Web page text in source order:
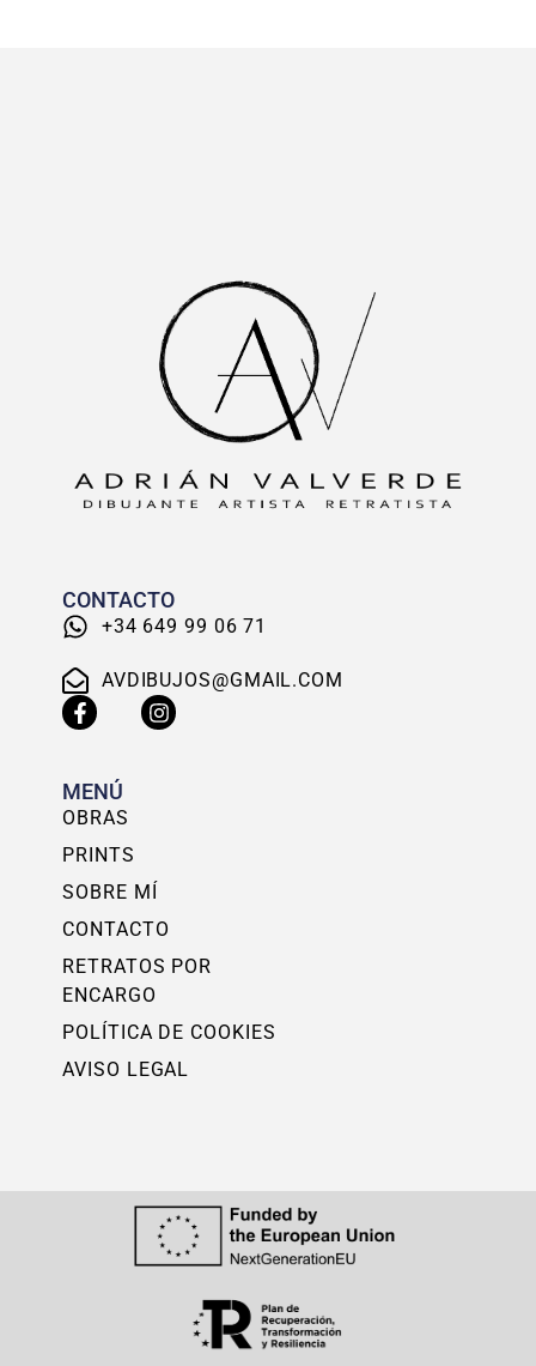
MENÚ
OBRAS
PRINTS
SOBRE MÍ
CONTACTO
RETRATOS POR
ENCARGO
POLÍTICA DE COOKIES
AVISO LEGAL
CONTACTO
+34 649 99 06 71
AVDIBUJOS@GMAIL.COM